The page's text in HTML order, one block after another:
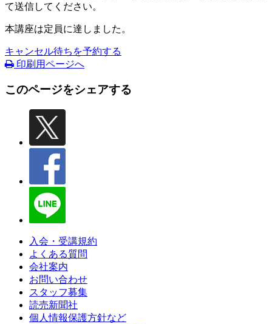
て送信してください。
本講座は定員に達しました。
キャンセル待ちを予約する
印刷用ページへ
このページをシェアする
入会・受講規約
よくある質問
会社案内
お問い合わせ
スタッフ募集
読売新聞社
個人情報保護方針など